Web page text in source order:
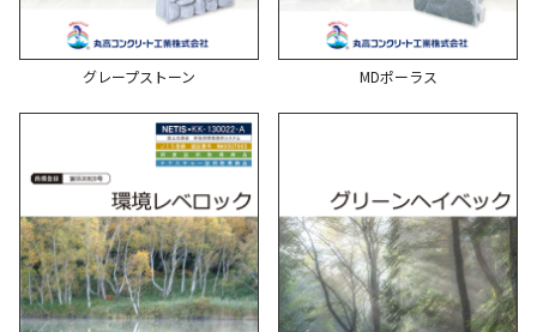
グレープストーン MDポーラス